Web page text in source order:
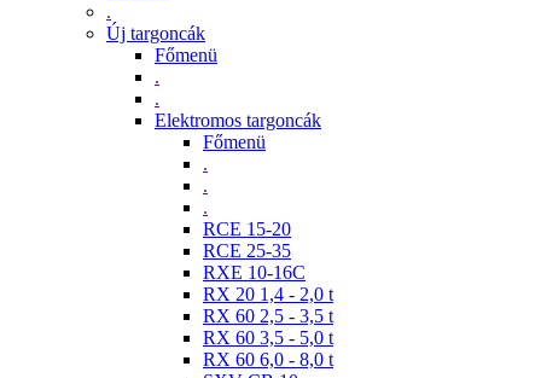
.
Új targoncák
Főmenü
.
.
Elektromos targoncák
Főmenü
.
.
.
RCE 15-20
RCE 25-35
RXE 10-16C
RX 20 1,4 - 2,0 t
RX 60 2,5 - 3,5 t
RX 60 3,5 - 5,0 t
RX 60 6,0 - 8,0 t